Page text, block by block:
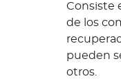
Consiste
de los
pueden
otros.